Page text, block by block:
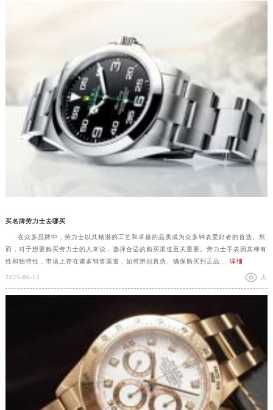
买名牌劳力士去哪买
在众多品牌中，劳力士以其精湛的工艺和卓越的品质成为众多钟表爱好者的首选。然
而，对于想要购买劳力士的人来说，选择合适的购买渠道至关重要。劳力士手表因其稀有
性和独特性，市场上存在诸多销售渠道，如何辨别真伪、确保购买到正品... 详细
2025-06-13 人